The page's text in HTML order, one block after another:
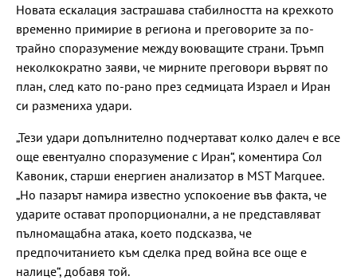
Новата ескалация застрашава стабилността на крехкото
временно примирие в региона и преговорите за по-
трайно споразумение между воюващите страни. Тръмп
неколкократно заяви, че мирните преговори вървят по
план, след като по-рано през седмицата Израел и Иран
си размениха удари.
„Тези удари допълнително подчертават колко далеч е все
още евентуално споразумение с Иран“, коментира Сол
Кавоник, старши енергиен анализатор в MST Marquee.
„Но пазарът намира известно успокоение във факта, че
ударите остават пропорционални, а не представляват
пълномащабна атака, което подсказва, че
предпочитанието към сделка пред война все още е
налице“, добавя той.